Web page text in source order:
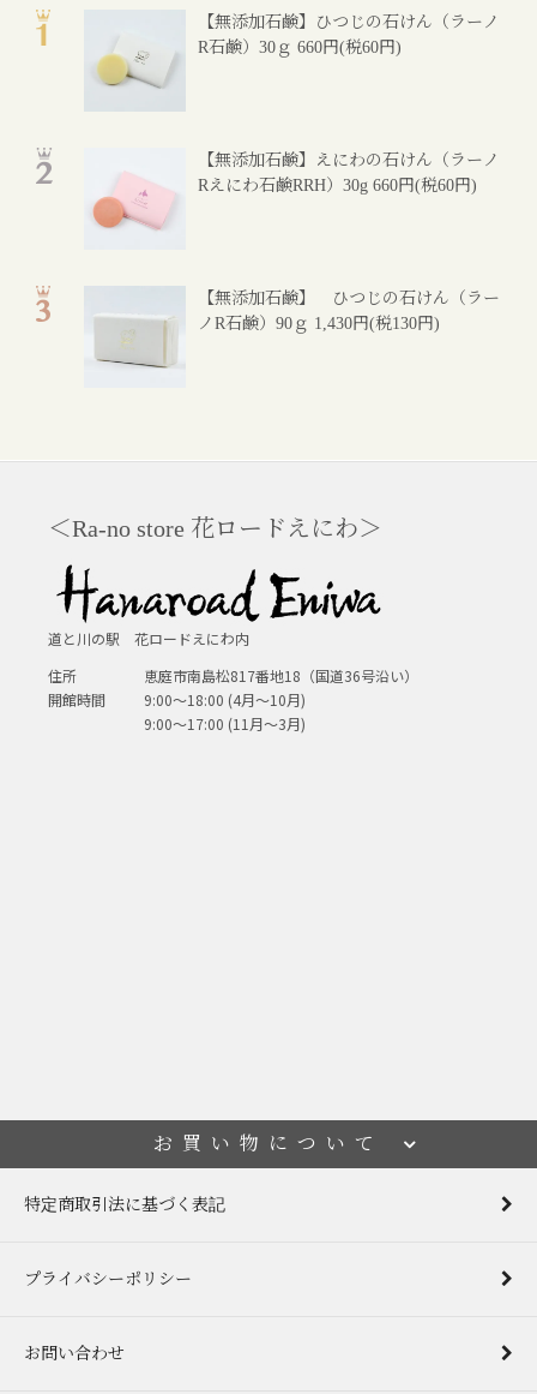
【無添加石鹸】ひつじの石けん（ラーノ
R石鹸）30ｇ 660円(税60円)
【無添加石鹸】えにわの石けん（ラーノ
Rえにわ石鹸RRH）30g 660円(税60円)
【無添加石鹸】 ひつじの石けん（ラー
ノR石鹸）90ｇ 1,430円(税130円)
＜Ra-no store 花ロードえにわ＞
道と川の駅 花ロードえにわ内
住所
恵庭市南島松817番地18（国道36号沿い）
開館時間
9:00～18:00 (4月～10月)
9:00～17:00 (11月～3月)
お買い物について
特定商取引法に基づく表記
プライバシーポリシー
お問い合わせ